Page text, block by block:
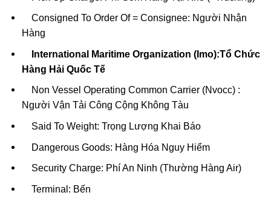
Consigned To Order Of = Consignee: Người Nhận
Hàng
International Maritime Organization (Imo):Tổ Chức
Hàng Hải Quốc Tế
Non Vessel Operating Common Carrier (Nvocc) :
Người Vận Tải Công Cộng Không Tàu
Said To Weight: Trọng Lượng Khai Báo
Dangerous Goods: Hàng Hóa Nguy Hiểm
Security Charge: Phí An Ninh (Thường Hàng Air)
Terminal: Bến